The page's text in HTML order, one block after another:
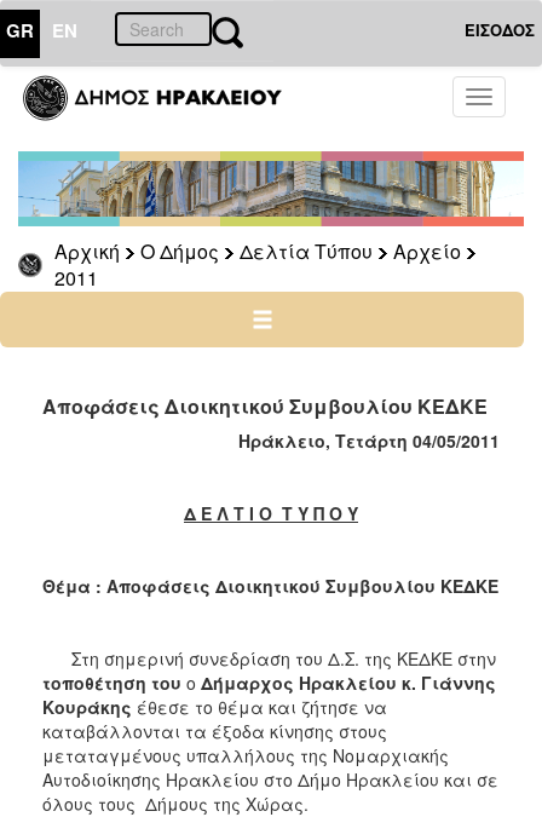
GR EN ΕΙΣΟΔΟΣ
Toggle
Αρχική Ο Δήμος Δελτία Τύπου
Αρχείο
2011
ΔΗΜΟΣ
Δελτία
Τύπου
Αρχείο
2026
2025
2022
2017
2015
2013
2012
2011
2010
Αποφάσεις Διοικητικού Συμβουλίου ΚΕΔΚΕ
Ηράκλειο, Τετάρτη 04/05/2011
Δ Ε Λ Τ Ι Ο Τ Υ Π Ο Υ
Θέμα : Αποφάσεις Διοικητικού Συμβουλίου ΚΕΔΚΕ
Στη σημερινή συνεδρίαση του Δ.Σ. της ΚΕΔΚΕ στην
τοποθέτηση του ο Δήμαρχος Ηρακλείου κ. Γιάννης
Κουράκης έθεσε το θέμα και ζήτησε να
καταβάλλονται τα έξοδα κίνησης στους
μεταταγμένους υπαλλήλους της Νομαρχιακής
Αυτοδιοίκησης Ηρακλείου στο Δήμο Ηρακλείου και σε
όλους τους Δήμους της Χώρας.